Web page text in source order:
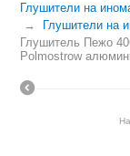
Глушители на
Глушители на
Глушитель Пежо
Polmostrow